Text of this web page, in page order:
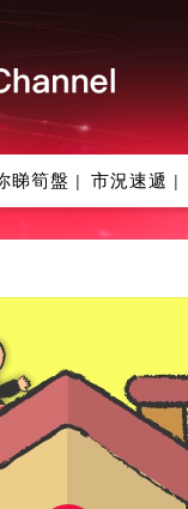
睇筍盤 | 市況速遞 |